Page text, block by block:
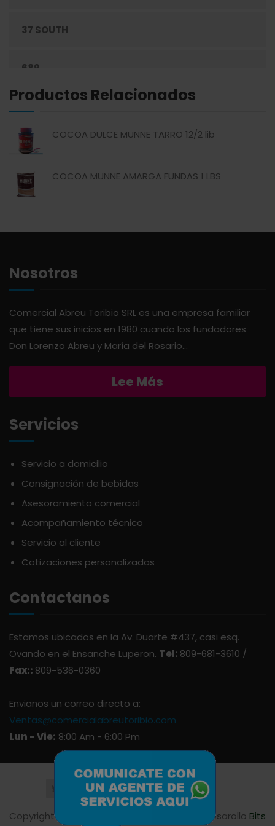
ENLATADOS
ESPECIAS
HARINAS
HIGIENE PERSONAL
MIELES Y MERMELADAS
PICADERAS
SALSAS
SAZONES
SNACKS
ÚTILES ESCOLARES
37 SOUTH
689
ABSOLUT
ACTIVAGEL
ANDALUZ
ARDUINI
ARIENZO DE MARQUEZ
ATLANTICO
AVALON
AVERNA
AZUKITA
BACARDI
Productos Relacionados
COCOA DULCE MUNNE TARRO 12/2 lib
COCOA MUNNE AMARGA FUNDAS 1 LBS
Nosotros
Comercial Abreu Toribio SRL es una empresa familiar
que tiene sus inicios en 1980 cuando los fundadores
Don Lorenzo Abreu y María del Rosario...
Lee Más
Servicios
Servicio a domicilio
Consignación de bebidas
Asesoramiento comercial
Acompañamiento técnico
Servicio al cliente
Cotizaciones personalizadas
Contactanos
Estamos ubicados en la Av. Duarte #437, casi esq.
Ovando en el Ensanche Luperon. Tel: 809-681-3610 /
Fax:: 809-536-0360
Envianos un correo directo a:
Ventas@comercialabreutoribio.com
Lun - Vie: 8:00 Am - 6:00 Pm
Copyright © 2023 Comercial Abreu Toribio. Desarollo Bits